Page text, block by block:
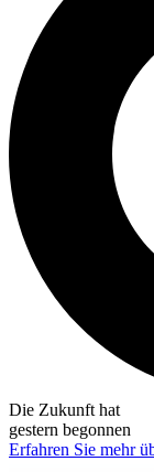
Die Zukunft hat
gestern begonnen
Erfahren Sie mehr